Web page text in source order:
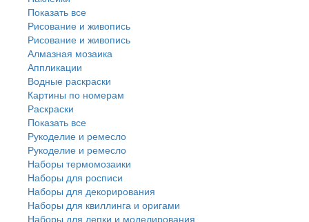
Показать все
Рисование и живопись
Рисование и живопись
Алмазная мозаика
Аппликации
Водные раскраски
Картины по номерам
Раскраски
Показать все
Рукоделие и ремесло
Рукоделие и ремесло
Наборы термомозаики
Наборы для росписи
Наборы для декорирования
Наборы для квиллинга и оригами
Наборы для лепки и моделирования